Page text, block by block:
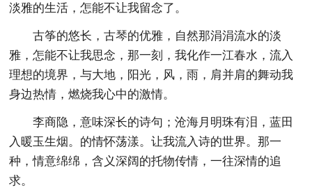
淡雅的生活，怎能不让我留念了。
古筝的悠长，古琴的优雅，自然那涓涓流水的淡
雅，怎能不让我思念，那一刻，我化作一江春水，流入
理想的境界，与大地，阳光，风，雨，肩并肩的舞动我
身边热情，燃烧我心中的激情。
李商隐，意味深长的诗句；沧海月明珠有泪，蓝田
入暖玉生烟。的情怀荡漾。让我流入诗的世界。那一
种，情意绵绵，含义深阔的托物传情，一往深情的追
求。